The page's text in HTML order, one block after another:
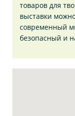
товаров для
выставки
современный
безопасный и